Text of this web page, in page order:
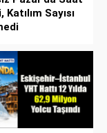
Sayısı